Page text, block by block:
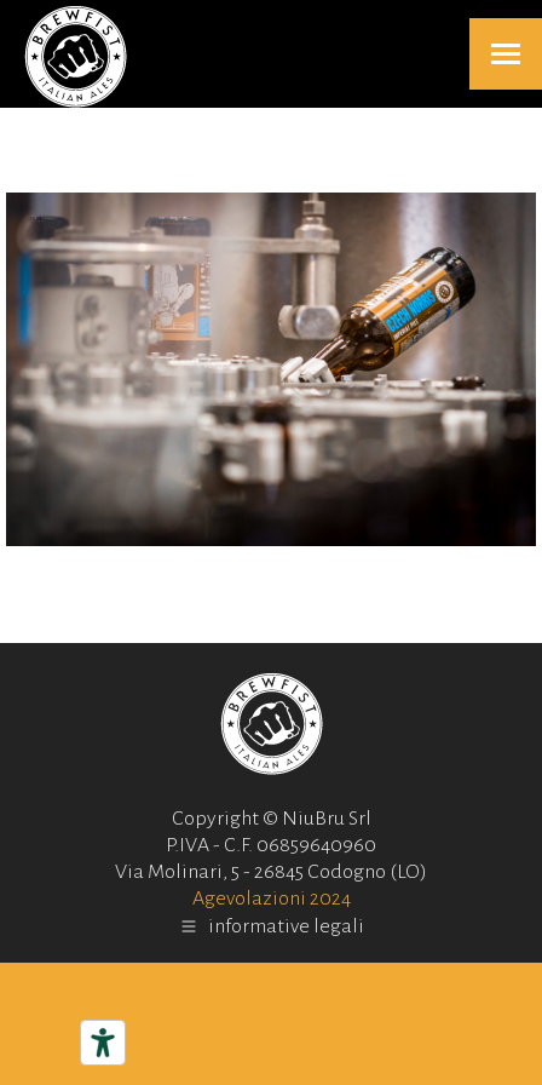
Copyright © NiuBru Srl
P.IVA - C.F. 06859640960
Via Molinari, 5 - 26845 Codogno (LO)
Agevolazioni 2024
informative legali